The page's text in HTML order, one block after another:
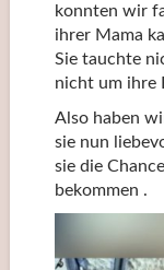
konnten wir
ihrer Mama
Sie tauchte
nicht um ihre
Also haben
sie nun
sie die
bekommen .